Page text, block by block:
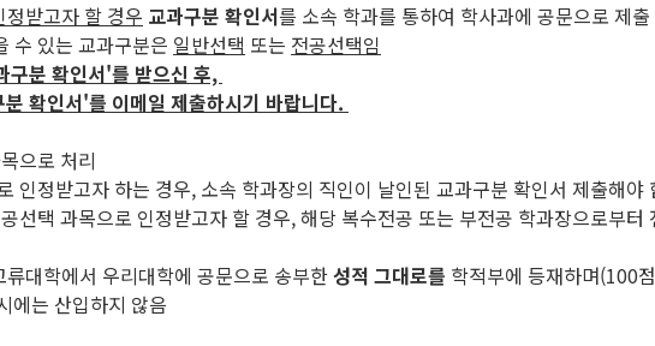
받고자 할 경우 교과구분 확인서를 소속 학과를 통하여 학사과에 공문으로 제출
수 있는 교과구분은 일반선택 또는 전공선택임
구분 확인서'를 받으신 후,
확인서'를 이메일 제출하시기 바랍니다.
으로 처리
인정받고자 하는 경우, 소속 학과장의 직인이 날인된 교과구분 확인서 제출해야
선택 과목으로 인정받고자 할 경우, 해당 복수전공 또는 부전공 학과장으로부
대학에서 우리대학에 공문으로 송부한성적 그대로를 학적부에 등재하며(100
에는 산입하지 않음